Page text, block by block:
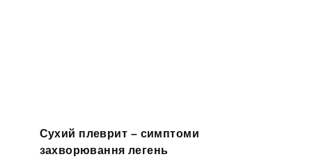
Сухий плеврит – симптоми
захворювання легень